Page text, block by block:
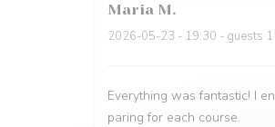
Maria M
2026-05-23 - 19:30 - guests 1
Everything was fantastic! I
paring for each course.